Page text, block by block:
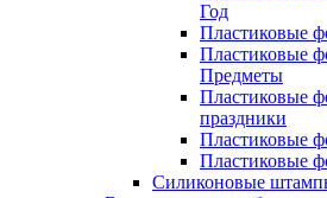
Год
Пластиковые
Пластиковые
Предметы
Пластиковые
праздники
Пластиковые
Пластиковые
Силиконовые